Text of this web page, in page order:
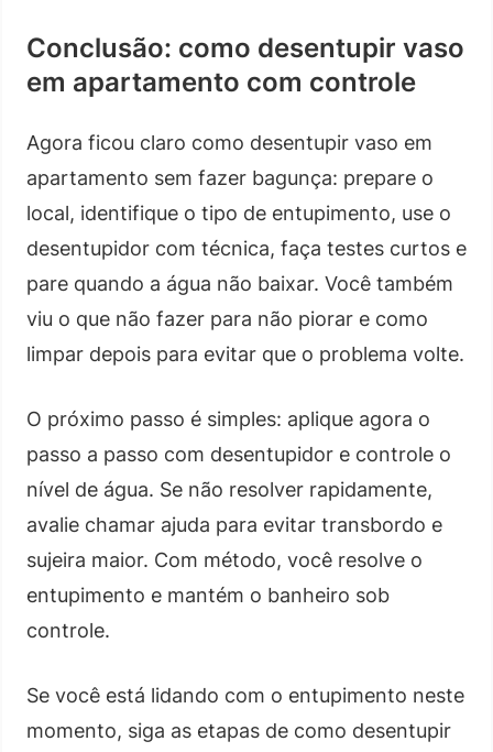
Conclusão: como desentupir vaso
em apartamento com controle
Agora ficou claro como desentupir vaso em
apartamento sem fazer bagunça: prepare o
local, identifique o tipo de entupimento, use o
desentupidor com técnica, faça testes curtos e
pare quando a água não baixar. Você também
viu o que não fazer para não piorar e como
limpar depois para evitar que o problema volte.
O próximo passo é simples: aplique agora o
passo a passo com desentupidor e controle o
nível de água. Se não resolver rapidamente,
avalie chamar ajuda para evitar transbordo e
sujeira maior. Com método, você resolve o
entupimento e mantém o banheiro sob
controle.
Se você está lidando com o entupimento neste
momento, siga as etapas de como desentupir